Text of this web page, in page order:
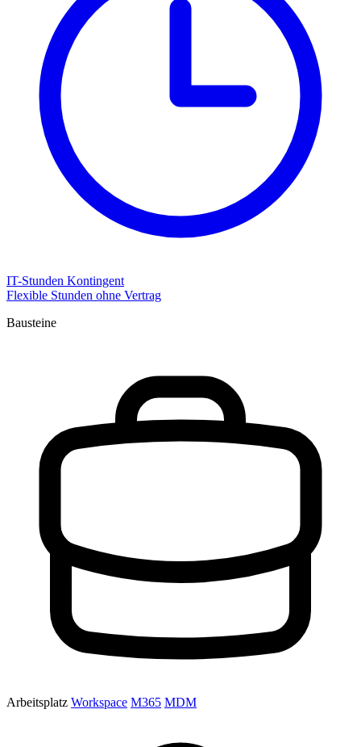
IT-Stunden Kontingent
Flexible Stunden ohne Vertrag
Bausteine
Arbeitsplatz Workspace M365 MDM